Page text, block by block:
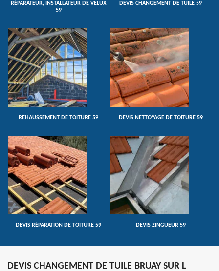
RÉPARATEUR, INSTALLATEUR DE VELUX
59
DEVIS CHANGEMENT DE TUILE 59
REHAUSSEMENT DE TOITURE 59 DEVIS NETTOYAGE DE TOITURE 59
DEVIS RÉPARATION DE TOITURE 59 DEVIS ZINGUEUR 59
DEVIS CHANGEMENT DE TUILE BRUAY SUR L